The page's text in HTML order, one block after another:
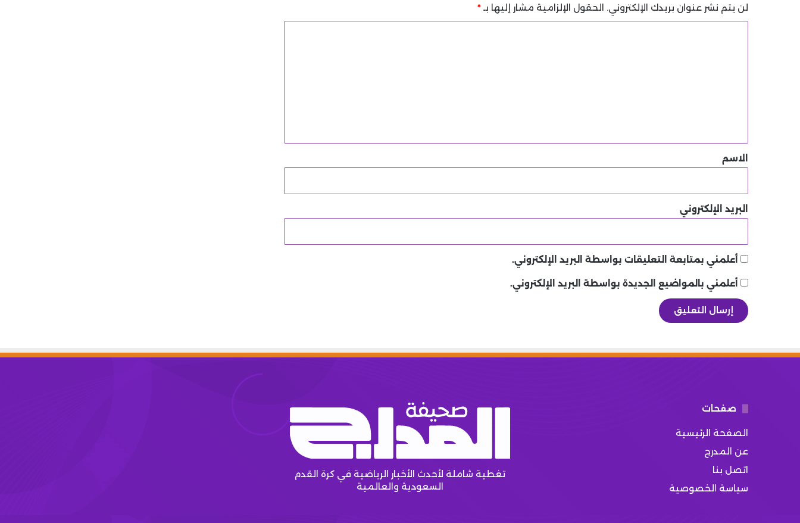
لن يتم نشر عنوان بريدك الإلكتروني. الحقول الإلزامية مشار إليها بـ *
*الاسم
البريد الإلكتروني
أعلمني بمتابعة التعليقات بواسطة البريد الإلكتروني.
أعلمني بالمواضيع الجديدة بواسطة البريد الإلكتروني.
صفحات
الصفحة الرئيسية
عن المدرج
اتصل بنا
سياسة الخصوصية
تغطية شاملة لأحدث الأخبار الرياضية في كرة القدم
السعودية والعالمية